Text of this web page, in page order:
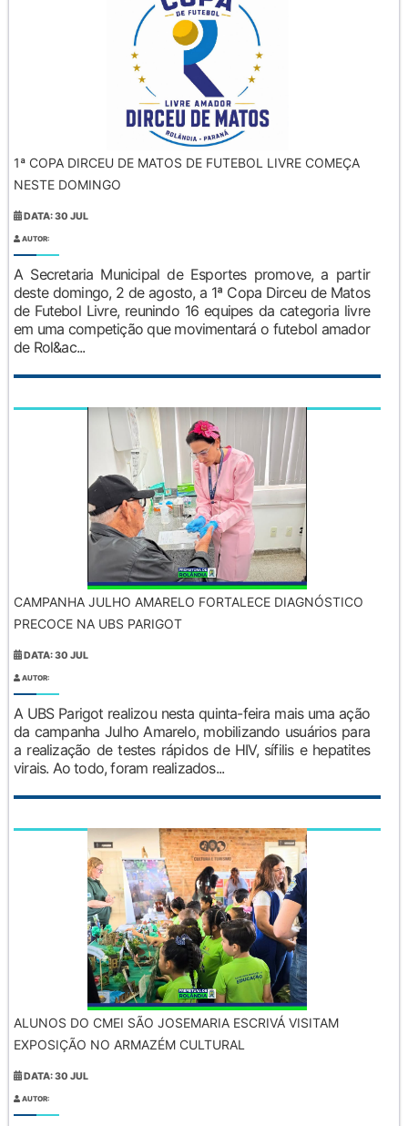
1ª COPA DIRCEU DE MATOS DE FUTEBOL LIVRE COMEÇA
NESTE DOMINGO
DATA: 30 JUL
AUTOR:
A Secretaria Municipal de Esportes promove, a partir
deste domingo, 2 de agosto, a 1ª Copa Dirceu de Matos
de Futebol Livre, reunindo 16 equipes da categoria livre
em uma competição que movimentará o futebol amador
de Rol&ac...
CAMPANHA JULHO AMARELO FORTALECE DIAGNÓSTICO
PRECOCE NA UBS PARIGOT
DATA: 30 JUL
AUTOR:
A UBS Parigot realizou nesta quinta-feira mais uma ação
da campanha Julho Amarelo, mobilizando usuários para
a realização de testes rápidos de HIV, sífilis e hepatites
virais. Ao todo, foram realizados...
ALUNOS DO CMEI SÃO JOSEMARIA ESCRIVÁ VISITAM
EXPOSIÇÃO NO ARMAZÉM CULTURAL
DATA: 30 JUL
AUTOR: